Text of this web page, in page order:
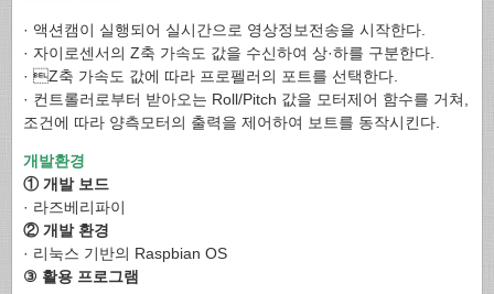
· 액션캠이 실행되어 실시간으로 영상정보전송을 시작한다.
· 자이로센서의 Z축 가속도 값을 수신하여 상·하를 구분한다.
· Z축 가속도 값에 따라 프로펠러의 포트를 선택한다.
· 컨트롤러로부터 받아오는 Roll/Pitch 값을 모터제어 함수를 거쳐,
조건에 따라 양측모터의 출력을 제어하여 보트를 동작시킨다.
개발환경
① 개발 보드
· 라즈베리파이
② 개발 환경
· 리눅스 기반의 Raspbian OS
③ 활용 프로그램